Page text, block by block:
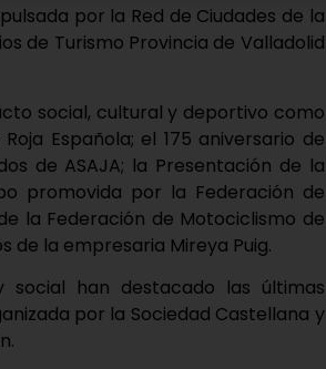
por la Red de Ciudades de la
de Turismo Provincia de Valladolid
social, cultural y deportivo como
Española; el 175 aniversario de
de ASAJA; la Presentación de la
promovida por la Federación de
la Federación de Motociclismo de
de la empresaria Mireya Puig.
han destacado las últimas
por la Sociedad Castellana y